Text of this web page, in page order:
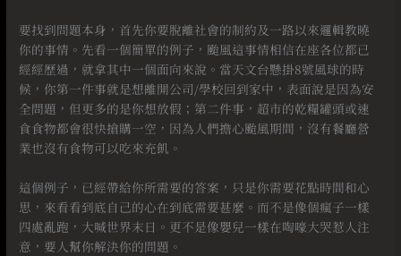
要找到問題本身，首先你要脫離社會的制約及一路以來邏輯教曉
你的事情。先看一個簡單的例子，颱風這事情相信在座各位都已
經經歷過，就拿其中一個面向來說。當天文台懸掛8號風球的時
候，你第一件事就是想離開公司/學校回到家中，表面說是因為安
全問題，但更多的是你想放假；第二件事，超市的乾糧罐頭或速
食食物都會很快搶購一空，因為人們擔心颱風期間，沒有餐廳營
業也沒有食物可以吃來充飢。
這個例子，已經帶給你所需要的答案，只是你需要花點時間和心
思，來看看到底自己的心在到底需要甚麼。而不是像個瘋子一樣
四處亂跑，大喊世界末日。更不是像嬰兒一樣在啕嚎大哭惹人注
意，要人幫你解決你的問題。